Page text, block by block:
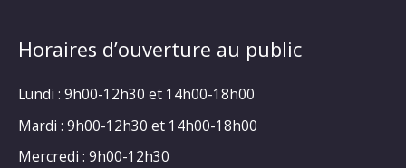
Horaires d’ouverture au public
Lundi : 9h00-12h30 et 14h00-18h00
Mardi : 9h00-12h30 et 14h00-18h00
Mercredi : 9h00-12h30